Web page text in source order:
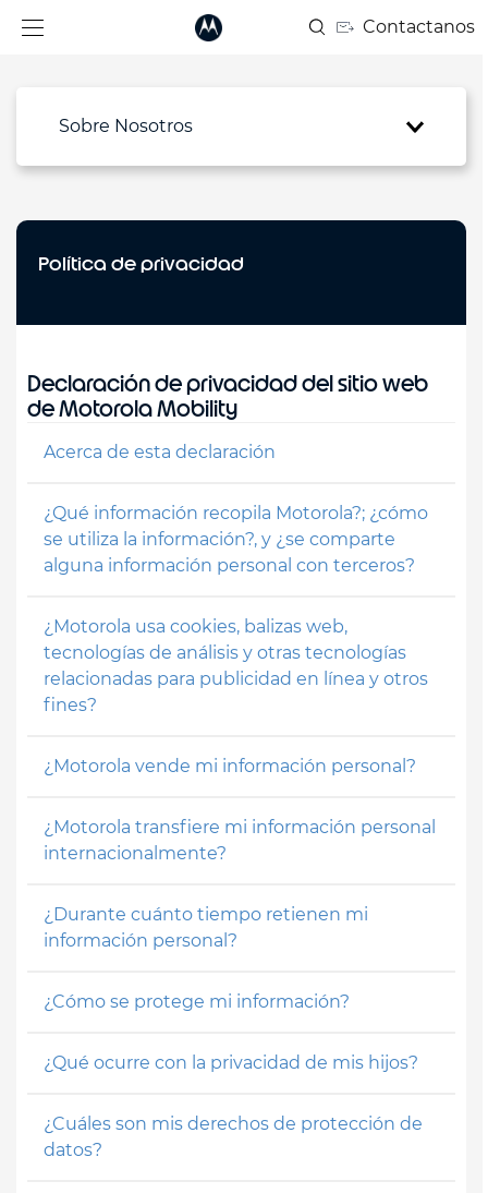
Contactanos
Sobre Nosotros
Política de privacidad
Declaración de privacidad del sitio web
de Motorola Mobility
Acerca de esta declaración
¿Qué información recopila Motorola?; ¿cómo
se utiliza la información?, y ¿se comparte
alguna información personal con terceros?
¿Motorola usa cookies, balizas web,
tecnologías de análisis y otras tecnologías
relacionadas para publicidad en línea y otros
fines?
¿Motorola vende mi información personal?
¿Motorola transfiere mi información personal
internacionalmente?
¿Durante cuánto tiempo retienen mi
información personal?
¿Cómo se protege mi información?
¿Qué ocurre con la privacidad de mis hijos?
¿Cuáles son mis derechos de protección de
datos?